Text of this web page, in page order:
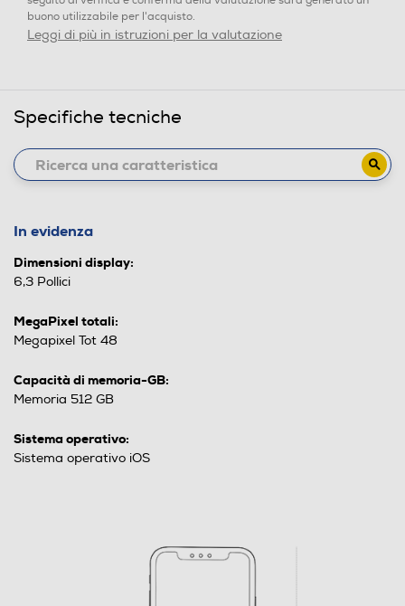
buono utilizzabile per l'acquisto.
Leggi di più in istruzioni per la valutazione
Specifiche tecniche
In evidenza
Dimensioni display:
6,3 Pollici
MegaPixel totali:
Megapixel Tot 48
Capacità di memoria-GB:
Memoria 512 GB
Sistema operativo:
Sistema operativo iOS